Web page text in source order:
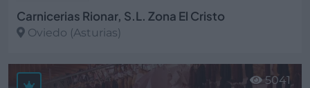
Carnicerias Rionar, S.L. Zona El Cristo
Oviedo (Asturias)
Ver más
5041